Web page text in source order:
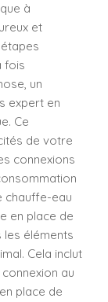
à
et
fois
un
expert en
Ce
de votre
connexions
chauffe-eau
en place de
éléments
Cela inclut
au
place de